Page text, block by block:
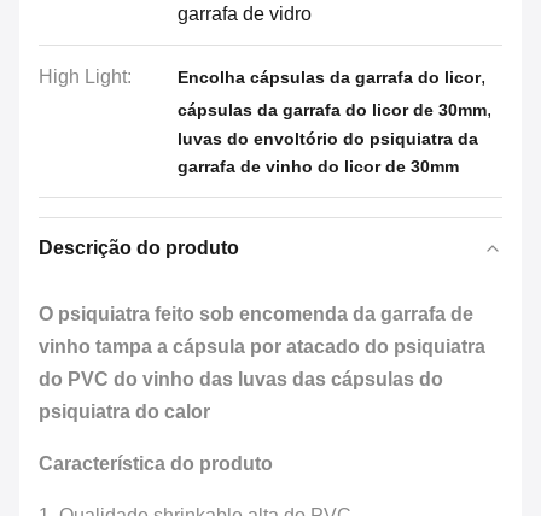
garrafa de vidro
High Light: Encolha cápsulas da garrafa do licor,
cápsulas da garrafa do licor de 30mm,
luvas do envoltório do psiquiatra da
garrafa de vinho do licor de 30mm
Descrição do produto
O psiquiatra feito sob encomenda da garrafa de
vinho tampa a cápsula por atacado do psiquiatra
do PVC do vinho das luvas das cápsulas do
psiquiatra do calor
Característica do produto